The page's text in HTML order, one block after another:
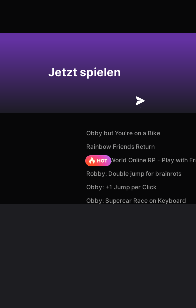
Jetzt spielen
Obby but You're on a Bike
Rainbow Friends Return
Sprunki World Online RP - Play with
Robby: Double jump for brainrots
Obby: +1 Jump per Click
Obby: Supercar Race on Keyboard